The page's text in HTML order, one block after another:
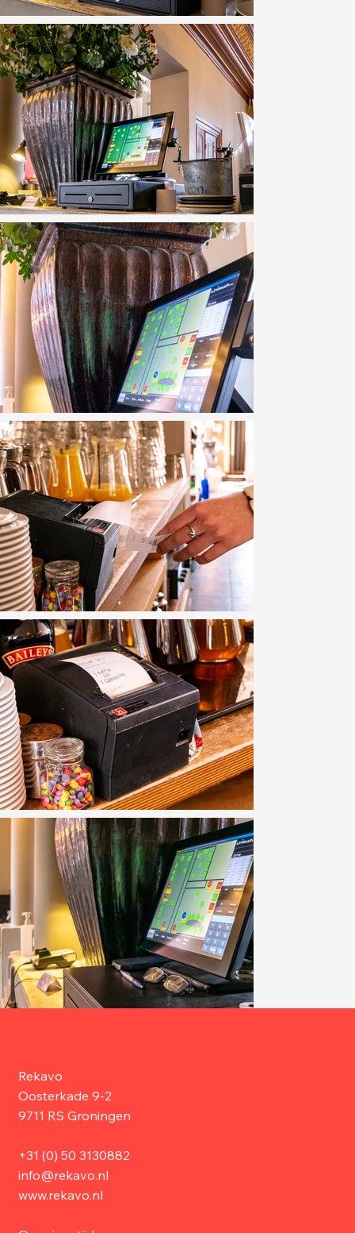
Rekavo
Oosterkade 9-2
9711 RS Groningen
+31 (0) 50 3130882
info@rekavo.nl
www.rekavo.nl